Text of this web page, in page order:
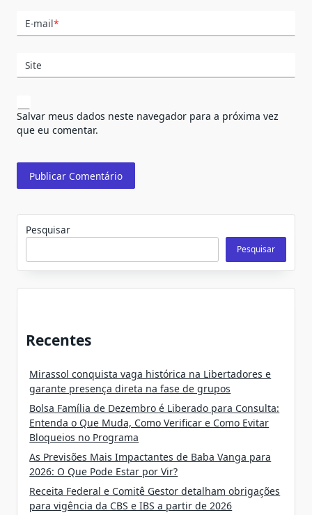
E-mail*
Site
Salvar meus dados neste navegador para a próxima vez
que eu comentar.
Pesquisar
Pesquisar
Recentes
Mirassol conquista vaga histórica na Libertadores e
garante presença direta na fase de grupos
Bolsa Família de Dezembro é Liberado para Consulta:
Entenda o Que Muda, Como Verificar e Como Evitar
Bloqueios no Programa
As Previsões Mais Impactantes de Baba Vanga para
2026: O Que Pode Estar por Vir?
Receita Federal e Comitê Gestor detalham obrigações
para vigência da CBS e IBS a partir de 2026